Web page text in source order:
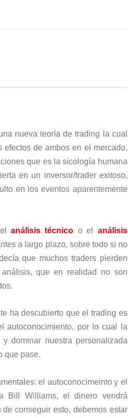
nueva teoría de trading la cual
de ambos en el mercado.
que es la sicología humana
en un inversor/trader exitoso,
en los eventos aparentemente
análisis técnico o el análisis
a largo plazo, sobre todo si no
que muchos traders pierden
que en realidad no son
ha descubierto que el trading es
autoconocimiento, por lo cual la
dominar nuestra personalizada
que pase.
el autoconocimeinto y el
Bill Williams, el dinero vendrá
conseguir esto, debemos estar